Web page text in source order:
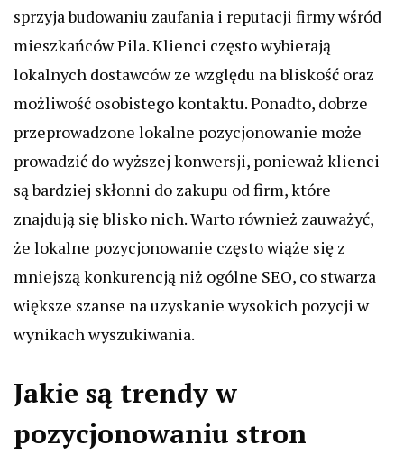
sprzyja budowaniu zaufania i reputacji firmy wśród
mieszkańców Pila. Klienci często wybierają
lokalnych dostawców ze względu na bliskość oraz
możliwość osobistego kontaktu. Ponadto, dobrze
przeprowadzone lokalne pozycjonowanie może
prowadzić do wyższej konwersji, ponieważ klienci
są bardziej skłonni do zakupu od firm, które
znajdują się blisko nich. Warto również zauważyć,
że lokalne pozycjonowanie często wiąże się z
mniejszą konkurencją niż ogólne SEO, co stwarza
większe szanse na uzyskanie wysokich pozycji w
wynikach wyszukiwania.
Jakie są trendy w
pozycjonowaniu stron